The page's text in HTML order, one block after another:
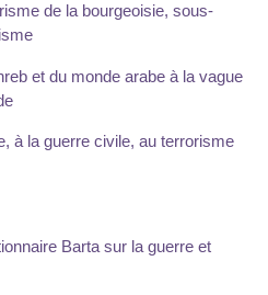
de la bourgeoisie, sous-
et du monde arabe à la vague
à la guerre civile, au terrorisme
Barta sur la guerre et